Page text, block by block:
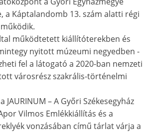
a Káptalandomb 13. szám alatti régi
működtetett kiállítóterekben és
nyitott múzeumi negyedben -
fel a látogató a 2020-ban nemzeti
városrész szakrális-történelmi
– A Győri Székesegyház
Vilmos Emlékkiállítás és a
vonzásában című tárlat várja a